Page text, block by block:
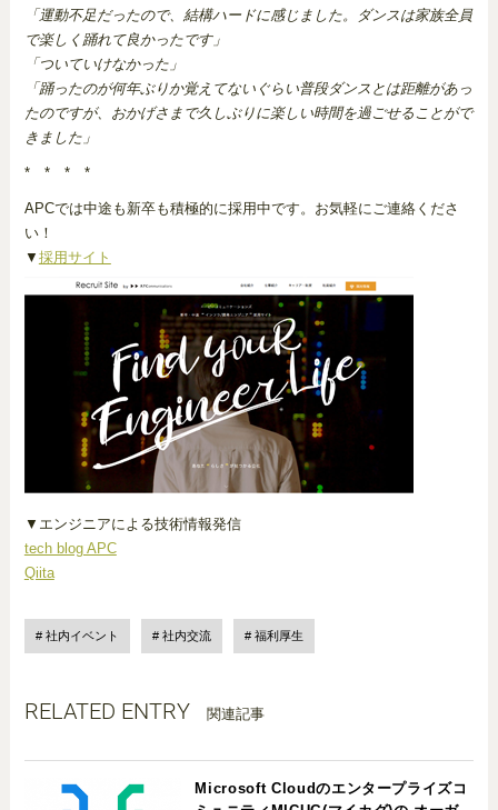
「運動不足だったので、結構ハードに感じました。ダンスは家族全員
で楽しく踊れて良かったです」
「ついていけなかった」
「踊ったのが何年ぶりか覚えてないぐらい普段ダンスとは距離があっ
たのですが、おかげさまで久しぶりに楽しい時間を過ごせることがで
きました」
* * * *
APCでは中途も新卒も積極的に採用中です。お気軽にご連絡くださ
い！
▼ 採用サイト
▼エンジニアによる技術情報発信
tech blog APC
Qiita
社内イベント 社内交流 福利厚生
RELATED ENTRY 関連記事
Microsoft Cloudのエンタープライズコ